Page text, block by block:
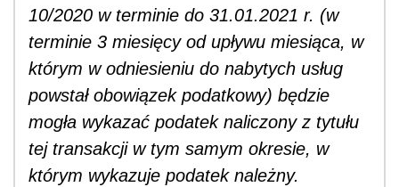
10/2020 w terminie do 31.01.2021 r. (w
terminie 3 miesięcy od upływu miesiąca, w
którym w odniesieniu do nabytych usług
powstał obowiązek podatkowy) będzie
mogła wykazać podatek naliczony z tytułu
tej transakcji w tym samym okresie, w
którym wykazuje podatek należny.